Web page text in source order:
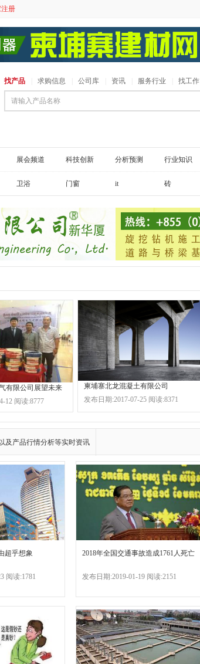
册
找产品 求购信息 公司库 资讯 服务行业 找工作
请输入产品名称
展会频道 科技创新 分析预测 行业知识
卫浴 门窗 it 砖
有限公司展望未来
12 阅读:8777
柬埔寨北龙混凝土有限公司
发布日期:2017-07-25 阅读:8371
及产品行情分析等实时资讯
超乎想象
阅读:1781
2018年全国交通事故造成1761人死亡
发布日期:2019-01-19 阅读:2151